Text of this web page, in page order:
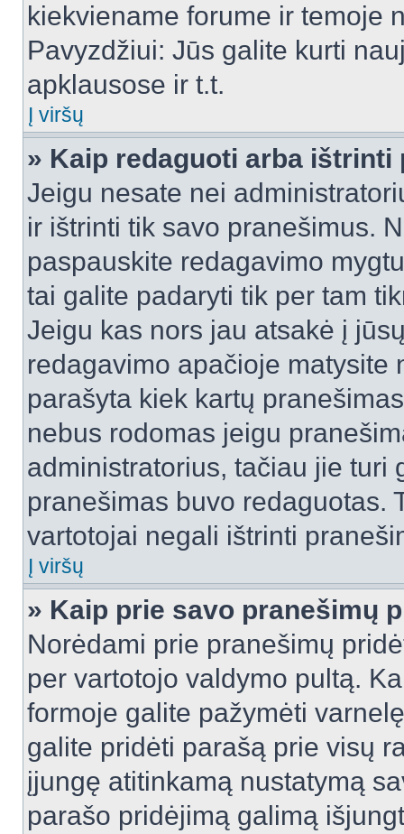
kiekviename forume ir temoje
Pavyzdžiui: Jūs galite kurti
apklausose ir t.t.
Į viršų
» Kaip redaguoti arba ištrinti
Jeigu nesate nei
ir ištrinti tik savo pranešimus.
paspauskite redagavimo
tai galite padaryti tik per tam
Jeigu kas nors jau atsakė į
redagavimo apačioje matysite
parašyta kiek kartų
nebus rodomas jeigu
administratorius, tačiau jie turi
pranešimas buvo redaguotas.
vartotojai negali ištrinti
Į viršų
» Kaip prie savo pranešimų
Norėdami prie pranešimų
per vartotojo valdymo pultą.
formoje galite pažymėti
galite pridėti parašą prie visų
įjungę atitinkamą nustatymą
parašo pridėjimą galimą